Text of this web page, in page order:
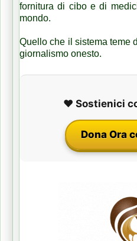
fornitura di cibo e di
mondo.
Quello che il sistema teme
giornalismo onesto.
❤️ Sostienici
Dona Ora